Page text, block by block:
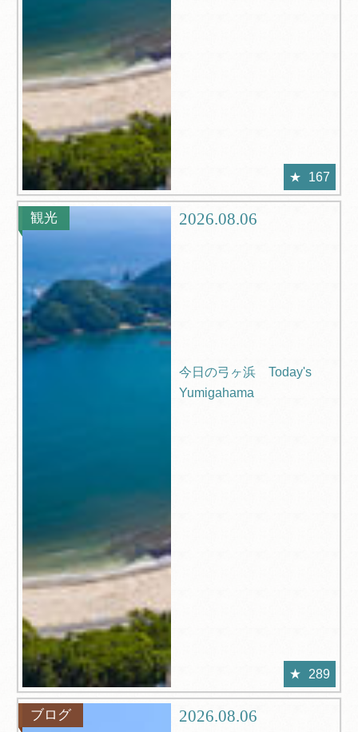
167
観光 2026.08.06
今日の弓ヶ浜 Today's
Yumigahama
289
ブログ 2026.08.06